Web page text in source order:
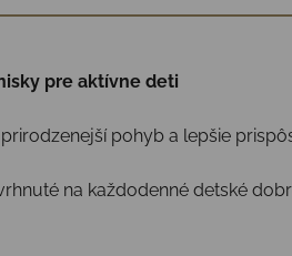
pre aktívne deti
pohyb a lepšie
na každodenné detské